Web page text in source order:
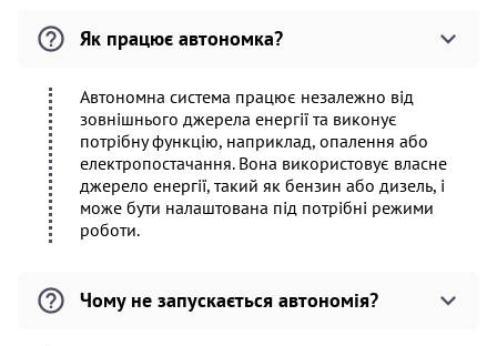
Як працює автономка?
Автономна система працює незалежно від
зовнішнього джерела енергії та виконує
потрібну функцію, наприклад, опалення або
електропостачання. Вона використовує власне
джерело енергії, такий як бензин або дизель, і
може бути налаштована під потрібні режими
роботи.
Чому не запускається автономія?